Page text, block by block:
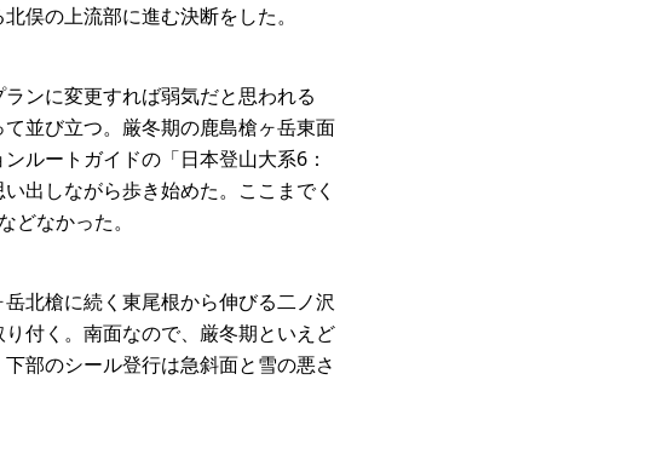
俣の上流部に進む決断をした。
ンに変更すれば弱気だと思われる
並び立つ。厳冬期の鹿島槍ヶ岳東面
ルートガイドの「日本登山大系6：
出しながら歩き始めた。ここまでく
なかった。
北槍に続く東尾根から伸びる二ノ沢
付く。南面なので、厳冬期といえど
部のシール登行は急斜面と雪の悪さ